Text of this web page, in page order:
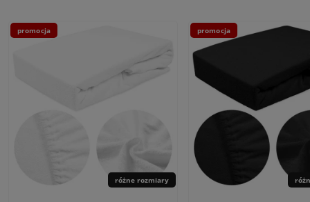
różne rozmiary
promocja promocja